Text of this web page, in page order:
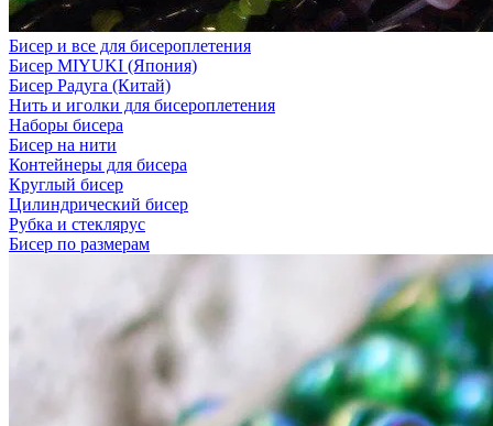
Бисер и все для бисероплетения
Бисер MIYUKI (Япония)
Бисер Радуга (Китай)
Нить и иголки для бисероплетения
Наборы бисера
Бисер на нити
Контейнеры для бисера
Круглый бисер
Цилиндрический бисер
Рубка и стеклярус
Бисер по размерам